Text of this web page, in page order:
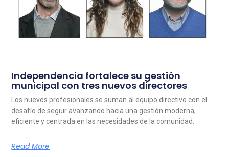
Independencia fortalece su gestión
municipal con tres nuevos directores
Los nuevos profesionales se suman al equipo directivo con el
desafío de seguir avanzando hacia una gestión moderna,
eficiente y centrada en las necesidades de la comunidad.
Read More